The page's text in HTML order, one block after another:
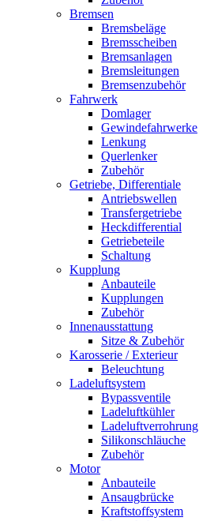
Bremsen
Bremsbeläge
Bremsscheiben
Bremsanlagen
Bremsleitungen
Bremsenzubehör
Fahrwerk
Domlager
Gewindefahrwerke
Lenkung
Querlenker
Zubehör
Getriebe, Differentiale
Antriebswellen
Transfergetriebe
Heckdifferential
Getriebeteile
Schaltung
Kupplung
Anbauteile
Kupplungen
Zubehör
Innenausstattung
Sitze & Zubehör
Karosserie / Exterieur
Beleuchtung
Ladeluftsystem
Bypassventile
Ladeluftkühler
Ladeluftverrohrung
Silikonschläuche
Zubehör
Motor
Anbauteile
Ansaugbrücke
Kraftstoffsystem